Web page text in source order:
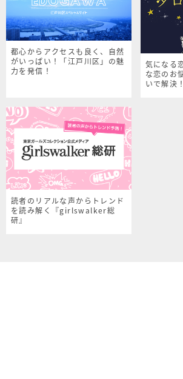
都心からアクセスも良く、自然
がいっぱい！「江戸川区」の魅
力を発信！
気になる
な恋のお
いで解決！
読者のリアルな声からトレンド
を読み解く『girlswalker総
研』